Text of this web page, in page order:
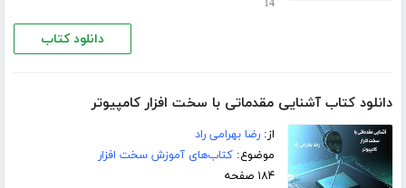
14
دانلود کتاب
دانلود کتاب آشنایی مقدماتی با سخت افزار کامپیوتر
از:رضا بهرامی راد
موضوع:کتاب‌های آموزش سخت افزار
۱۸۴ صفحه